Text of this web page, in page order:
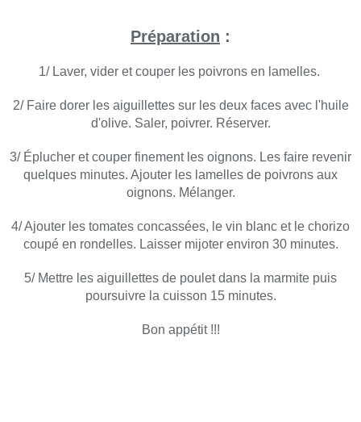
Préparation :
1/ Laver, vider et couper les poivrons en lamelles.
2/ Faire dorer les aiguillettes sur les deux faces avec l'huile
d'olive. Saler, poivrer. Réserver.
3/ Éplucher et couper finement les oignons. Les faire revenir
quelques minutes. Ajouter les lamelles de poivrons aux
oignons. Mélanger.
4/ Ajouter les tomates concassées, le vin blanc et le chorizo
coupé en rondelles. Laisser mijoter environ 30 minutes.
5/ Mettre les aiguillettes de poulet dans la marmite puis
poursuivre la cuisson 15 minutes.
Bon appétit !!!